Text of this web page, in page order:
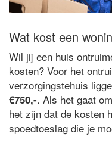
Wat kost een
Wil jij een huis
kosten? Voor het
verzorgingstehuis
€750,-. Als het gaat
het zijn dat de kosten
spoedtoeslag die je